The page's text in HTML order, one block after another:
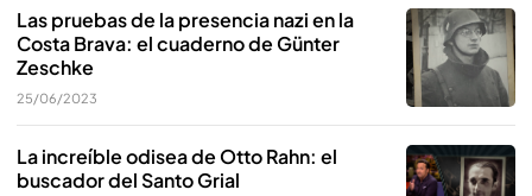
Las pruebas de la presencia nazi en la
Costa Brava: el cuaderno de Günter
Zeschke
25/06/2023
La increíble odisea de Otto Rahn: el
buscador del Santo Grial